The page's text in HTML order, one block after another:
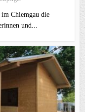
Chiemgau die
und...